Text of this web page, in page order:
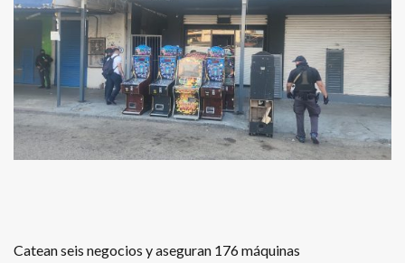
Catean seis negocios y aseguran 176 máquinas